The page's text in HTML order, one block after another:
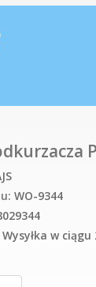
WO-9344
Wysyłka w ciągu